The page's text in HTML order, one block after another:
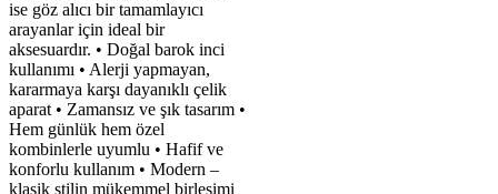
ise göz alıcı bir tamamlayıcı
arayanlar için ideal bir
aksesuardır. • Doğal barok inci
kullanımı • Alerji yapmayan,
kararmaya karşı dayanıklı çelik
aparat • Zamansız ve şık tasarım •
Hem günlük hem özel
kombinlerle uyumlu • Hafif ve
konforlu kullanım • Modern –
klasik stilin mükemmel birleşimi